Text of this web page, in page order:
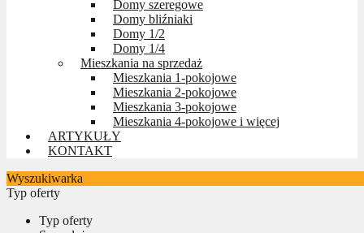
Domy szeregowe
Domy bliźniaki
Domy 1/2
Domy 1/4
Mieszkania na sprzedaż
Mieszkania 1-pokojowe
Mieszkania 2-pokojowe
Mieszkania 3-pokojowe
Mieszkania 4-pokojowe i więcej
ARTYKUŁY
KONTAKT
Wyszukiwarka
Typ oferty
Typ oferty